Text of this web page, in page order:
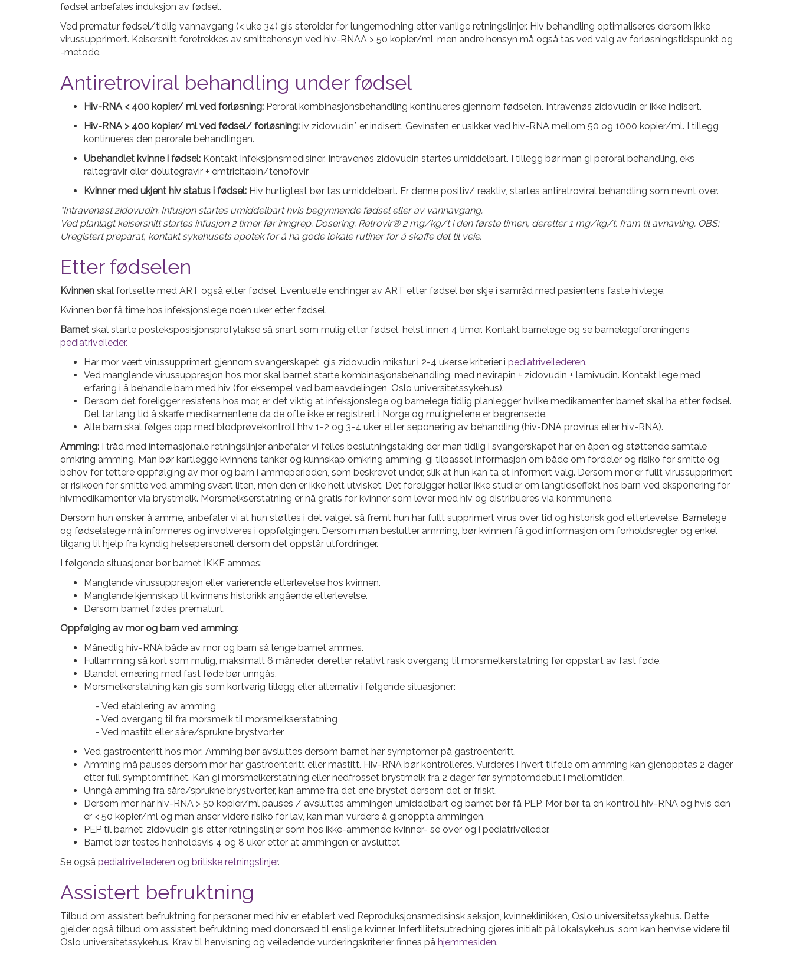
fødsel anbefales induksjon av fødsel.
Ved prematur fødsel/tidlig vannavgang (< uke 34) gis steroider for lungemodning etter vanlige retningslinjer. Hiv behandling optimaliseres dersom ikke
virussupprimert. Keisersnitt foretrekkes av smittehensyn ved hiv-RNAA > 50 kopier/ml, men andre hensyn må også tas ved valg av forløsningstidspunkt og
-metode.
Antiretroviral behandling under fødsel
Hiv-RNA < 400 kopier/ ml ved forløsning: Peroral kombinasjonsbehandling kontinueres gjennom fødselen. Intravenøs zidovudin er ikke indisert.
Hiv-RNA > 400 kopier/ ml ved fødsel/ forløsning: iv zidovudin* er indisert. Gevinsten er usikker ved hiv-RNA mellom 50 og 1000 kopier/ml. I tillegg
kontinueres den perorale behandlingen.
Ubehandlet kvinne i fødsel: Kontakt infeksjonsmedisiner. Intravenøs zidovudin startes umiddelbart. I tillegg bør man gi peroral behandling, eks
raltegravir eller dolutegravir + emtricitabin/tenofovir
Kvinner med ukjent hiv status i fødsel: Hiv hurtigtest bør tas umiddelbart. Er denne positiv/ reaktiv, startes antiretroviral behandling som nevnt over.
*Intravenøst zidovudin: Infusjon startes umiddelbart hvis begynnende fødsel eller av vannavgang.
Ved planlagt keisersnitt startes infusjon 2 timer før inngrep. Dosering: Retrovir® 2 mg/kg/t i den første timen, deretter 1 mg/kg/t. fram til avnavling. OBS:
Uregistert preparat, kontakt sykehusets apotek for å ha gode lokale rutiner for å skaffe det til veie.
Etter fødselen
Kvinnen skal fortsette med ART også etter fødsel. Eventuelle endringer av ART etter fødsel bør skje i samråd med pasientens faste hivlege.
Kvinnen bør få time hos infeksjonslege noen uker etter fødsel.
Barnet skal starte posteksposisjonsprofylakse så snart som mulig etter fødsel, helst innen 4 timer. Kontakt barnelege og se barnelegeforeningens
pediatriveileder.
Har mor vært virussupprimert gjennom svangerskapet, gis zidovudin mikstur i 2-4 uker.se kriterier i pediatriveilederen.
Ved manglende virussuppresjon hos mor skal barnet starte kombinasjonsbehandling, med nevirapin + zidovudin + lamivudin. Kontakt lege med
erfaring i å behandle barn med hiv (for eksempel ved barneavdelingen, Oslo universitetssykehus).
Dersom det foreligger resistens hos mor, er det viktig at infeksjonslege og barnelege tidlig planlegger hvilke medikamenter barnet skal ha etter fødsel.
Det tar lang tid å skaffe medikamentene da de ofte ikke er registrert i Norge og mulighetene er begrensede.
Alle barn skal følges opp med blodprøvekontroll hhv 1-2 og 3-4 uker etter seponering av behandling (hiv-DNA provirus eller hiv-RNA).
Amming: I tråd med internasjonale retningslinjer anbefaler vi felles beslutningstaking der man tidlig i svangerskapet har en åpen og støttende samtale
omkring amming. Man bør kartlegge kvinnens tanker og kunnskap omkring amming, gi tilpasset informasjon om både om fordeler og risiko for smitte og
behov for tettere oppfølging av mor og barn i ammeperioden, som beskrevet under, slik at hun kan ta et informert valg. Dersom mor er fullt virussupprimert
er risikoen for smitte ved amming svært liten, men den er ikke helt utvisket. Det foreligger heller ikke studier om langtidseffekt hos barn ved eksponering for
hivmedikamenter via brystmelk. Morsmelkserstatning er nå gratis for kvinner som lever med hiv og distribueres via kommunene.
Dersom hun ønsker å amme, anbefaler vi at hun støttes i det valget så fremt hun har fullt supprimert virus over tid og historisk god etterlevelse. Barnelege
og fødselslege må informeres og involveres i oppfølgingen. Dersom man beslutter amming, bør kvinnen få god informasjon om forholdsregler og enkel
tilgang til hjelp fra kyndig helsepersonell dersom det oppstår utfordringer.
I følgende situasjoner bør barnet IKKE ammes:
Manglende virussuppresjon eller varierende etterlevelse hos kvinnen.
Manglende kjennskap til kvinnens historikk angående etterlevelse.
Dersom barnet fødes prematurt.
Oppfølging av mor og barn ved amming:
Månedlig hiv-RNA både av mor og barn så lenge barnet ammes.
Fullamming så kort som mulig, maksimalt 6 måneder, deretter relativt rask overgang til morsmelkerstatning før oppstart av fast føde.
Blandet ernæring med fast føde bør unngås.
Morsmelkerstatning kan gis som kortvarig tillegg eller alternativ i følgende situasjoner:
- Ved etablering av amming
- Ved overgang til fra morsmelk til morsmelkserstatning
- Ved mastitt eller såre/sprukne brystvorter
Ved gastroenteritt hos mor: Amming bør avsluttes dersom barnet har symptomer på gastroenteritt.
Amming må pauses dersom mor har gastroenteritt eller mastitt. Hiv-RNA bør kontrolleres. Vurderes i hvert tilfelle om amming kan gjenopptas 2 dager
etter full symptomfrihet. Kan gi morsmelkerstatning eller nedfrosset brystmelk fra 2 dager før symptomdebut i mellomtiden.
Unngå amming fra såre/sprukne brystvorter, kan amme fra det ene brystet dersom det er friskt.
Dersom mor har hiv-RNA > 50 kopier/ml pauses / avsluttes ammingen umiddelbart og barnet bør få PEP. Mor bør ta en kontroll hiv-RNA og hvis den
er < 50 kopier/ml og man anser videre risiko for lav, kan man vurdere å gjenoppta ammingen.
PEP til barnet: zidovudin gis etter retningslinjer som hos ikke-ammende kvinner- se over og i pediatriveileder.
Barnet bør testes henholdsvis 4 og 8 uker etter at ammingen er avsluttet
Se også pediatriveilederen og britiske retningslinjer.
Assistert befruktning
Tilbud om assistert befruktning for personer med hiv er etablert ved Reproduksjonsmedisinsk seksjon, kvinneklinikken, Oslo universitetssykehus. Dette
gjelder også tilbud om assistert befruktning med donorsæd til enslige kvinner. Infertilitetsutredning gjøres initialt på lokalsykehus, som kan henvise videre til
Oslo universitetssykehus. Krav til henvisning og veiledende vurderingskriterier finnes på hjemmesiden.